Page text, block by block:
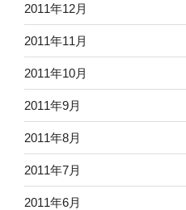
2011年12月
2011年11月
2011年10月
2011年9月
2011年8月
2011年7月
2011年6月